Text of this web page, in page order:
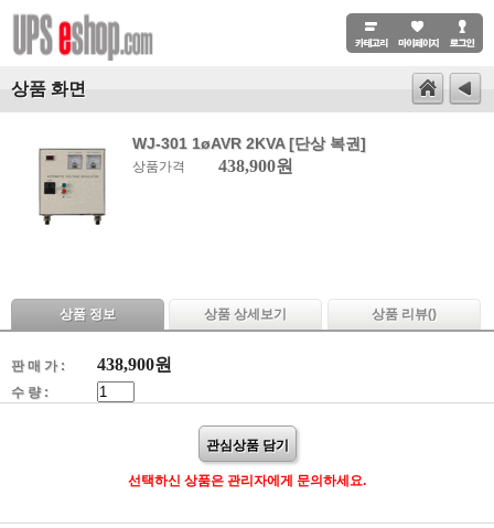
상품 화면
WJ-301 1øAVR 2KVA [단상 복권]
상품가격 438,900원
상품 정보 상품 상세보기 상품 리뷰()
판 매 가 : 438,900원
수 량 :
관심상품 담기
선택하신 상품은 관리자에게 문의하세요.